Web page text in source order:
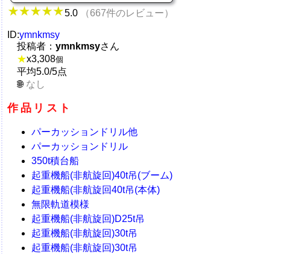
5.0 （667件のレビュー）
ID:ymnkmsy
投稿者： ymnkmsyさん
★x3,308個
平均5.0/5点
なし
作品リスト
パーカッションドリル他
パーカッションドリル
350t積台船
起重機船(非航旋回)40t吊(ブーム)
起重機船(非航旋回40t吊(本体)
無限軌道模様
起重機船(非航旋回)D25t吊
起重機船(非航旋回)30t吊
起重機船(非航旋回)30t吊